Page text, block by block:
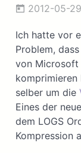
2012-05-29
Ich hatte vor
Problem,
von Microsoft
komprimieren
selber um die
Eines der
dem LOGS
Kompression